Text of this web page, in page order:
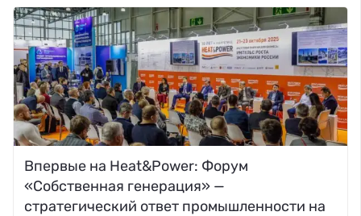
Впервые на Heat&Power: Форум
«Собственная генерация» —
стратегический ответ промышленности на